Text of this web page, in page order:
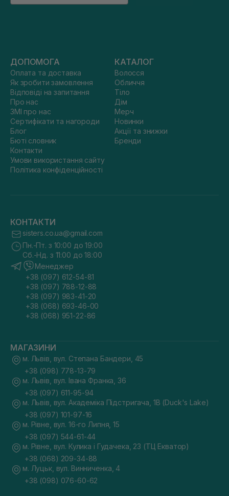
ДОПОМОГА
Оплата та доставка
Як зробити замовлення
Відповіді на запитання
Про нас
ЗМІ про нас
Сертифікати та нагороди
Блог
Бюті словник
Контакти
Умови використання сайту
Політика конфіденційності
КАТАЛОГ
Волосся
Обличчя
Тіло
Дім
Мерч
Новинки
Акції та знижки
Бренди
КОНТАКТИ
sisters.co.ua@gmail.com
Пн.-Пт. з 10:00 до 19:00
Сб.-Нд. з 11:00 до 18:00
Менеджер
+38 (097) 612-54-81
+38 (097) 788-12-88
+38 (097) 983-41-20
+38 (068) 693-46-00
+38 (068) 951-22-86
МАГАЗИНИ
м. Львів, вул. Степана Бандери, 45
+38 (098) 778-13-79
м. Львів, вул. Івана Франка, 36
+38 (097) 611-95-94
м. Львів, вул. Академіка Підстригача, 1В (Duck's Lake)
+38 (097) 101-97-16
м. Рівне, вул. 16-го Липня, 15
+38 (097) 544-61-44
м. Рівне, вул. Кулика і Гудачека, 23 (ТЦ Екватор)
+38 (068) 209-34-88
м. Луцьк, вул. Винниченка, 4
+38 (098) 076-60-62